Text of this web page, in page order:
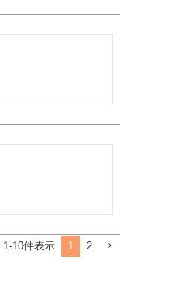
1 -10件表示 1 2